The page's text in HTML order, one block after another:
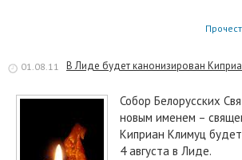
01.08.11 В Лиде будет канонизирован
Собор Белорусских
новым именем –
Киприан Климуц
4 августа в Лиде.